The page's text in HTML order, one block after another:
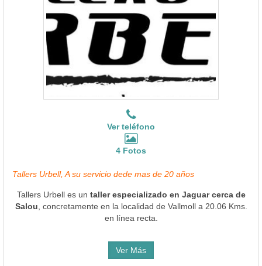
Ver teléfono
4 Fotos
Tallers Urbell, A su servicio dede mas de 20 años
Tallers Urbell es un taller especializado en Jaguar cerca de
Salou , concretamente en la localidad de Vallmoll a 20.06 Kms.
en línea recta.
Ver Más